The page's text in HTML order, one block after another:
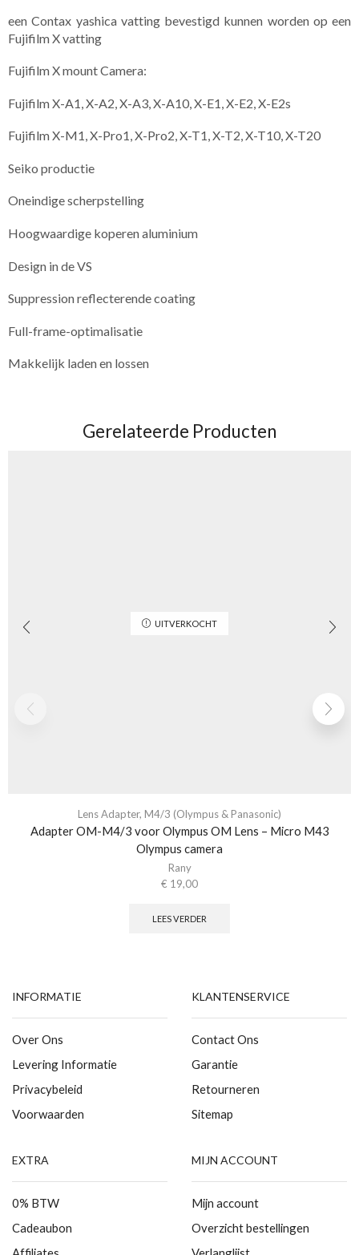
een Contax yashica vatting bevestigd kunnen worden op een
Fujifilm X vatting
Fujifilm X mount Camera:
Fujifilm X-A1, X-A2, X-A3, X-A10, X-E1, X-E2, X-E2s
Fujifilm X-M1, X-Pro1, X-Pro2, X-T1, X-T2, X-T10, X-T20
Seiko productie
Oneindige scherpstelling
Hoogwaardige koperen aluminium
Design in de VS
Suppression reflecterende coating
Full-frame-optimalisatie
Makkelijk laden en lossen
Gerelateerde Producten
UITVERKOCHT
Lens Adapter, M4/3 (Olympus & Panasonic)
Adapter OM-M4/3 voor Olympus OM Lens – Micro M43
Olympus camera
Rany
€ 19,00
LEES VERDER
INFORMATIE
Over Ons
Levering Informatie
Privacybeleid
Voorwaarden
KLANTENSERVICE
Contact Ons
Garantie
Retourneren
Sitemap
EXTRA
0% BTW
Cadeaubon
MIJN ACCOUNT
Mijn account
Overzicht bestellingen